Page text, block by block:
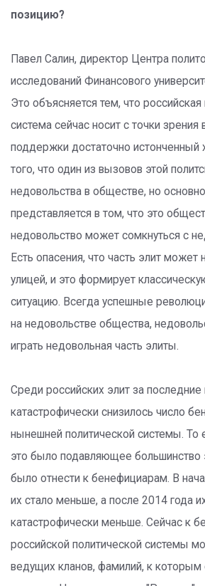
позицию?
Павел Салин, директор Центра
исследований Финансового
Это объясняется тем, что российская
система сейчас носит с точки зрения
поддержки достаточно истонченный
того, что один из вызовов этой
недовольства в обществе, но
представляется в том, что это
недовольство может сомкнуться с
Есть опасения, что часть элит может
улицей, и это формирует
ситуацию. Всегда успешные
на недовольстве общества,
играть недовольная часть элиты.
Среди российских элит за последние
катастрофически снизилось число
нынешней политической системы. То
это было подавляющее большинство
было отнести к бенефициарам. В
их стало меньше, а после 2014 года
катастрофически меньше. Сейчас к
российской политической системы
ведущих кланов, фамилий, к которым